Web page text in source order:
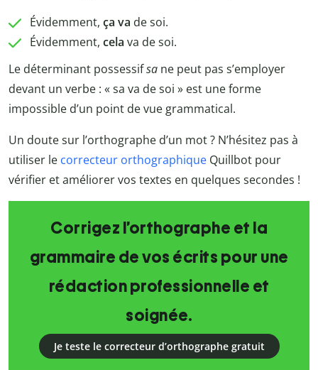
Évidemment, ça va de soi.
Évidemment, cela va de soi.
Le déterminant possessifsa ne peut pas s’employer
devant un verbe : « sa va de soi » est une forme
impossible d’un point de vue grammatical.
Un doute sur l’orthographe d’un mot ? N’hésitez pas à
utiliser le correcteur orthographique Quillbot pour
vérifier et améliorer vos textes en quelques secondes !
Corrigez l’orthographe et la
grammaire de vos écrits pour une
rédaction professionnelle et
soignée.
Je teste le correcteur d’orthographe gratuit